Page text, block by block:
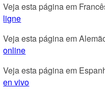
Veja esta página em
ligne
Veja esta página em
online
Veja esta página em
en vivo